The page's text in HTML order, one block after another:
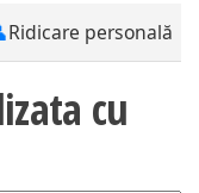
Ridicare personală
cu